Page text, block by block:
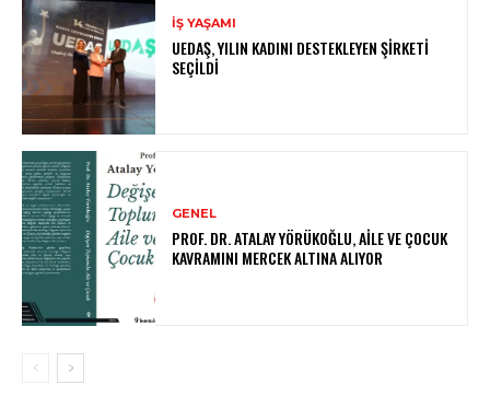
İŞ YAŞAMI
UEDAŞ, YILIN KADINI DESTEKLEYEN ŞIRKETI
SEÇILDI
GENEL
PROF. DR. ATALAY YÖRÜKOĞLU, AILE VE ÇOCUK
KAVRAMINI MERCEK ALTINA ALIYOR